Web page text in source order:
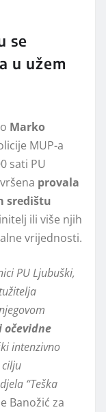
se
u užem
Marko
MUP-a
sati PU
provala
središtu
ili više njih
vrijednosti.
PU Ljubuški,
očevidne
intenzivno
“Teška
Banožić za